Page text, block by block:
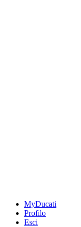
MyDucati
Profilo
Esci